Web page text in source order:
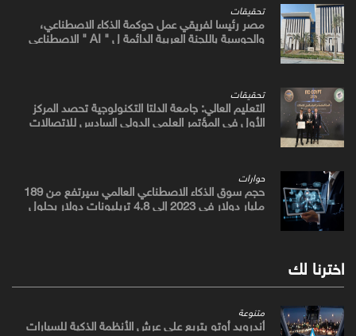
تحقيقات
مصر رئيسا لفريقي عمل حوكمة الذكاء الاصطناعي،
والحوسبة باللجنة العربية الدائمة ل " AI " الاصطناعي
تحقيقات
التعليم العالي: جامعة الدلتا التكنولوجية تحصد المركز
الأول في المؤتمر العلمي الدولي السادس للاتصالات
حوارات
حجم سوق الذكاء الاصطناعي العالمي سيرتفع من 189
مليار دولار في 2023 إلى 4.8 تريليونات دولار بحلول
اخترنا لك
متنوعة
أندرويد أوتو يتربع علي عرش الأنظمة الذكية للسيارات